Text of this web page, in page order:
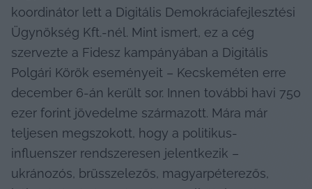
koordinátor lett a Digitális Demokráciafejlesztési
Ügynökség Kft.-nél. Mint ismert, ez a cég
szervezte a Fidesz kampányában a Digitális
Polgári Körök eseményeit – Kecskeméten erre
december 6-án került sor. Innen további havi 750
ezer forint jövedelme származott. Mára már
teljesen megszokott, hogy a politikus-
influenszer rendszeresen jelentkezik –
ukránozós, brüsszelezős, magyarpéterezős,